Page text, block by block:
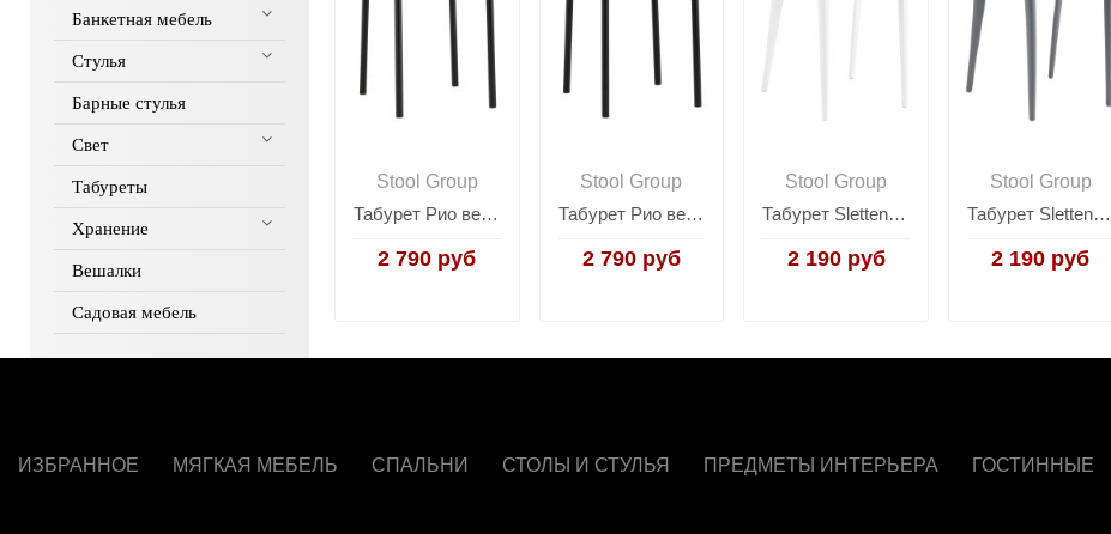
Банкетная мебель
Стулья
Барные стулья
Свет
Табуреты
Хранение
Вешалки
Садовая мебель
Stool Group
Табурет Рио велюр зеленый
2 790 руб
Stool Group
Табурет Рио велюр пыльно-розовый
2 790 руб
Stool Group
Табурет Sletten пластик белый
2 190 руб
Stool Group
Табурет Sletten пластик серый
2 190 руб
ИЗБРАННОЕ МЯГКАЯ МЕБЕЛЬ СПАЛЬНИ СТОЛЫ И СТУЛЬЯ ПРЕДМЕТЫ ИНТЕРЬЕРА ГОСТИННЫЕ